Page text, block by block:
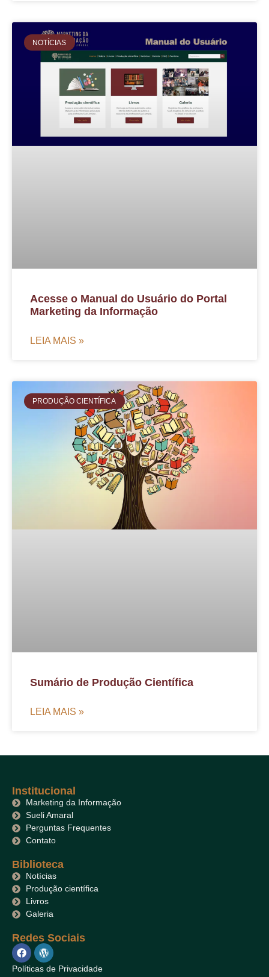
NOTÍCIAS
Acesse o Manual do Usuário do Portal
Marketing da Informação
LEIA MAIS »
PRODUÇÃO CIENTÍFICA
Sumário de Produção Científica
LEIA MAIS »
Institucional
Marketing da Informação
Sueli Amaral
Perguntas Frequentes
Contato
Biblioteca
Notícias
Produção científica
Livros
Galeria
Redes Sociais
Políticas de Privacidade